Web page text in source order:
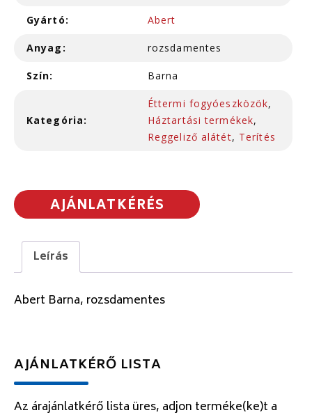
Gyártó: Abert
Anyag: rozsdamentes
Szín: Barna
Kategória:
Éttermi fogyóeszközök,
Háztartási termékek,
Reggeliző alátét, Terítés
AJÁNLATKÉRÉS
Leírás
Abert Barna, rozsdamentes
AJÁNLATKÉRŐ LISTA
Az árajánlatkérő lista üres, adjon terméke(ke)t a